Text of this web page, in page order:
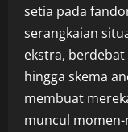
setia pada
serangkaian
ekstra,
hingga skema
membuat
muncul